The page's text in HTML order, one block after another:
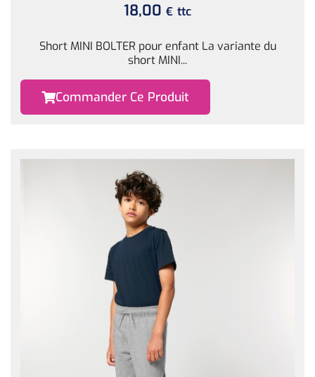
18,00 € ttc
Short MINI BOLTER pour enfant La variante du
short MINI...
Commander Ce Produit